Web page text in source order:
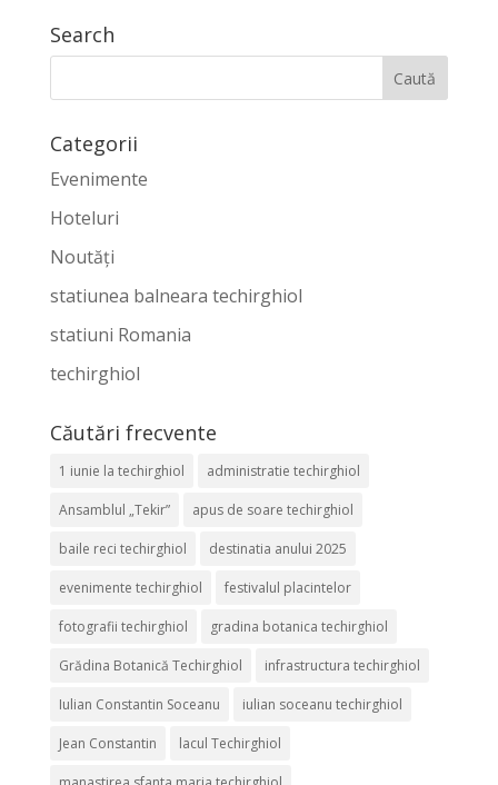
Search
Categorii
Evenimente
Hoteluri
Noutăți
statiunea balneara techirghiol
statiuni Romania
techirghiol
Căutări frecvente
1 iunie la techirghiol administratie techirghiol
Ansamblul „Tekir” apus de soare techirghiol
baile reci techirghiol destinatia anului 2025
evenimente techirghiol festivalul placintelor
fotografii techirghiol gradina botanica techirghiol
Grădina Botanică Techirghiol infrastructura techirghiol
Iulian Constantin Soceanu iulian soceanu techirghiol
Jean Constantin lacul Techirghiol